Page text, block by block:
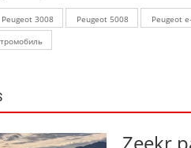
Peugeot 3008 Peugeot 5008 Peugeot
Zeekr